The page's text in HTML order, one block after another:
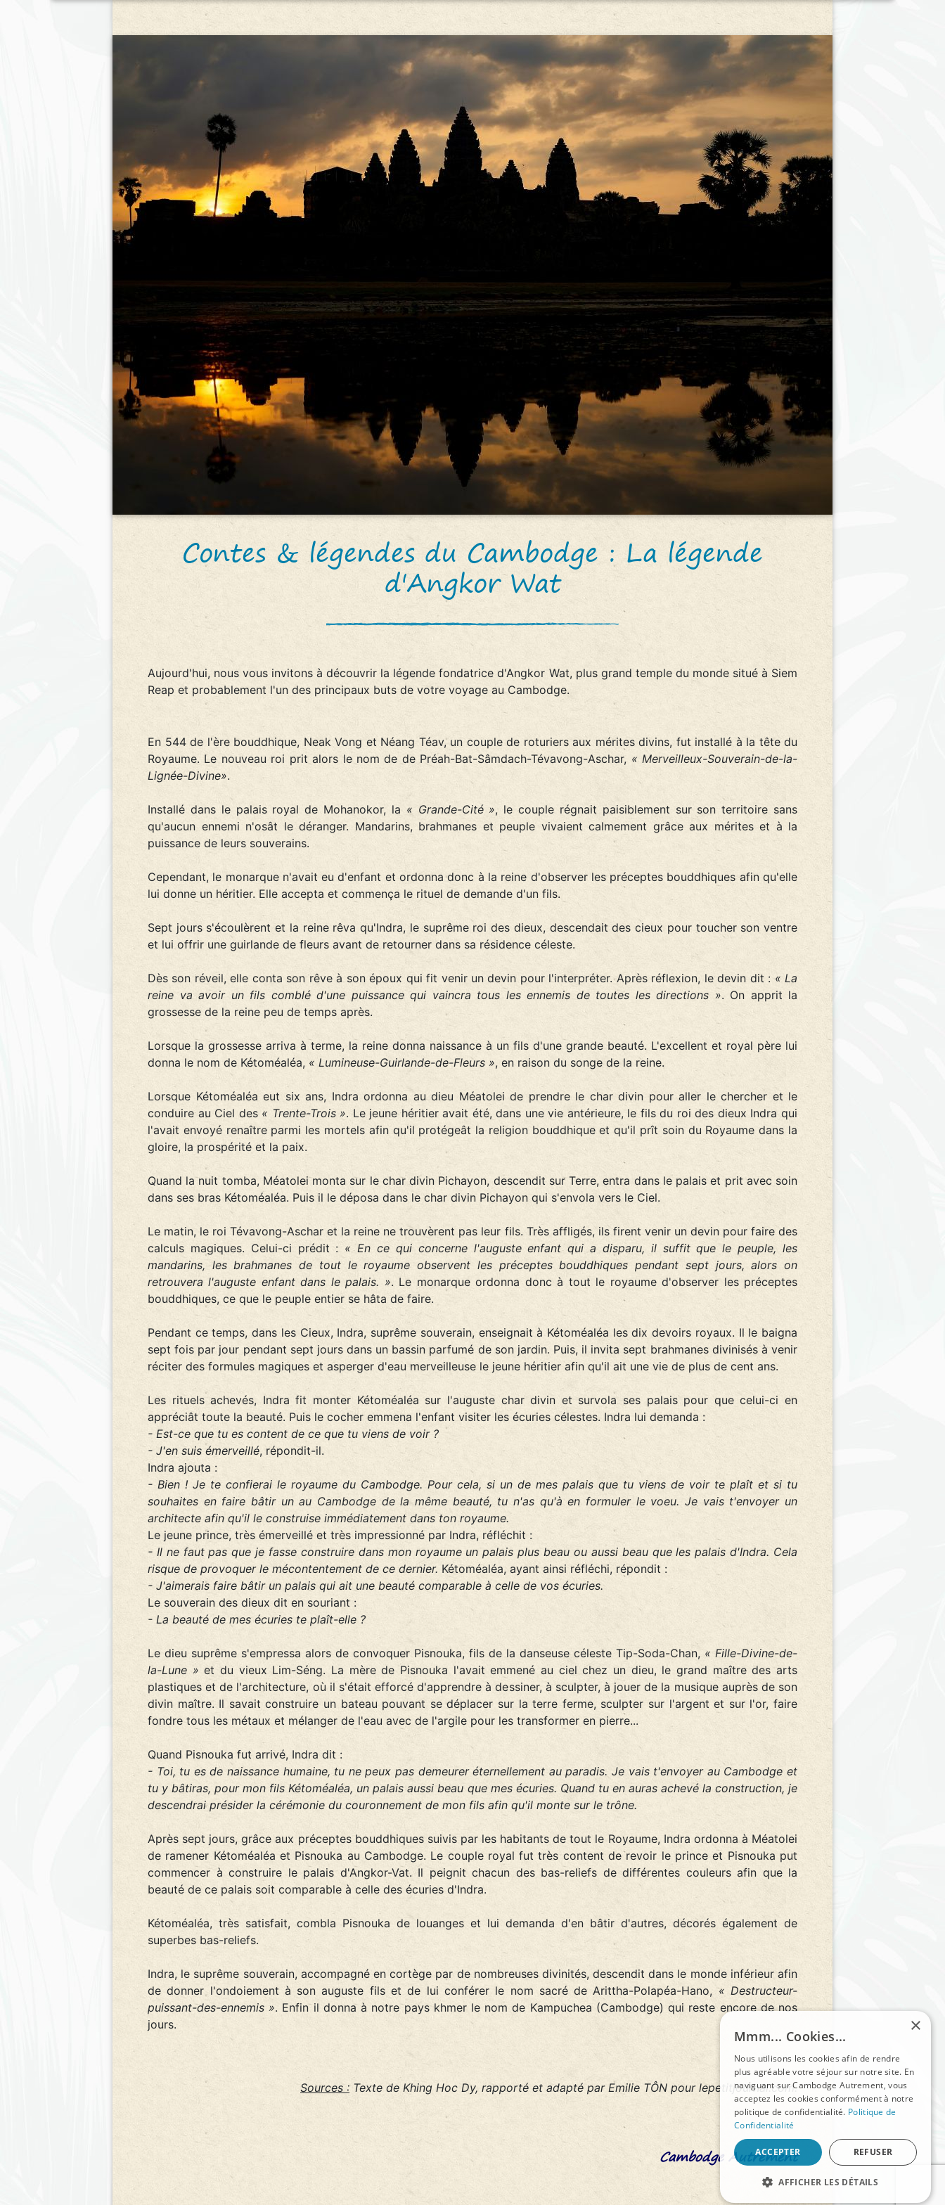
Contes & légendes du Cambodge : La légende
d'Angkor Wat
Aujourd'hui, nous vous invitons à découvrir la légende fondatrice d'Angkor Wat, plus grand temple du monde situé à Siem
Reap et probablement l'un des principaux buts de votre voyage au Cambodge.
En 544 de l'ère bouddhique, Neak Vong et Néang Téav, un couple de roturiers aux mérites divins, fut installé à la tête du
Royaume. Le nouveau roi prit alors le nom de de Préah-Bat-Sâmdach-Tévavong-Aschar, « Merveilleux-Souverain-de-la-
Lignée-Divine».
Installé dans le palais royal de Mohanokor, la « Grande-Cité », le couple régnait paisiblement sur son territoire sans
qu'aucun ennemi n'osât le déranger. Mandarins, brahmanes et peuple vivaient calmement grâce aux mérites et à la
puissance de leurs souverains.
Cependant, le monarque n'avait eu d'enfant et ordonna donc à la reine d'observer les préceptes bouddhiques afin qu'elle
lui donne un héritier. Elle accepta et commença le rituel de demande d'un fils.
Sept jours s'écoulèrent et la reine rêva qu'Indra, le suprême roi des dieux, descendait des cieux pour toucher son ventre
et lui offrir une guirlande de fleurs avant de retourner dans sa résidence céleste.
Dès son réveil, elle conta son rêve à son époux qui fit venir un devin pour l'interpréter. Après réflexion, le devin dit : « La
reine va avoir un fils comblé d'une puissance qui vaincra tous les ennemis de toutes les directions ». On apprit la
grossesse de la reine peu de temps après.
Lorsque la grossesse arriva à terme, la reine donna naissance à un fils d'une grande beauté. L'excellent et royal père lui
donna le nom de Kétoméaléa, « Lumineuse-Guirlande-de-Fleurs », en raison du songe de la reine.
Lorsque Kétoméaléa eut six ans, Indra ordonna au dieu Méatolei de prendre le char divin pour aller le chercher et le
conduire au Ciel des « Trente-Trois ». Le jeune héritier avait été, dans une vie antérieure, le fils du roi des dieux Indra qui
l'avait envoyé renaître parmi les mortels afin qu'il protégeât la religion bouddhique et qu'il prît soin du Royaume dans la
gloire, la prospérité et la paix.
Quand la nuit tomba, Méatolei monta sur le char divin Pichayon, descendit sur Terre, entra dans le palais et prit avec soin
dans ses bras Kétoméaléa. Puis il le déposa dans le char divin Pichayon qui s'envola vers le Ciel.
Le matin, le roi Tévavong-Aschar et la reine ne trouvèrent pas leur fils. Très affligés, ils firent venir un devin pour faire des
calculs magiques. Celui-ci prédit : « En ce qui concerne l'auguste enfant qui a disparu, il suffit que le peuple, les
mandarins, les brahmanes de tout le royaume observent les préceptes bouddhiques pendant sept jours, alors on
retrouvera l'auguste enfant dans le palais. ». Le monarque ordonna donc à tout le royaume d'observer les préceptes
bouddhiques, ce que le peuple entier se hâta de faire.
Pendant ce temps, dans les Cieux, Indra, suprême souverain, enseignait à Kétoméaléa les dix devoirs royaux. Il le baigna
sept fois par jour pendant sept jours dans un bassin parfumé de son jardin. Puis, il invita sept brahmanes divinisés à venir
réciter des formules magiques et asperger d'eau merveilleuse le jeune héritier afin qu'il ait une vie de plus de cent ans.
Les rituels achevés, Indra fit monter Kétoméaléa sur l'auguste char divin et survola ses palais pour que celui-ci en
appréciât toute la beauté. Puis le cocher emmena l'enfant visiter les écuries célestes. Indra lui demanda :
- Est-ce que tu es content de ce que tu viens de voir ?
- J'en suis émerveillé, répondit-il.
Indra ajouta :
- Bien ! Je te confierai le royaume du Cambodge. Pour cela, si un de mes palais que tu viens de voir te plaît et si tu
souhaites en faire bâtir un au Cambodge de la même beauté, tu n'as qu'à en formuler le voeu. Je vais t'envoyer un
architecte afin qu'il le construise immédiatement dans ton royaume.
Le jeune prince, très émerveillé et très impressionné par Indra, réfléchit :
- Il ne faut pas que je fasse construire dans mon royaume un palais plus beau ou aussi beau que les palais d'Indra. Cela
risque de provoquer le mécontentement de ce dernier. Kétoméaléa, ayant ainsi réfléchi, répondit :
- J'aimerais faire bâtir un palais qui ait une beauté comparable à celle de vos écuries.
Le souverain des dieux dit en souriant :
- La beauté de mes écuries te plaît-elle ?
Le dieu suprême s'empressa alors de convoquer Pisnouka, fils de la danseuse céleste Tip-Soda-Chan, « Fille-Divine-de-
la-Lune » et du vieux Lim-Séng. La mère de Pisnouka l'avait emmené au ciel chez un dieu, le grand maître des arts
plastiques et de l'architecture, où il s'était efforcé d'apprendre à dessiner, à sculpter, à jouer de la musique auprès de son
divin maître. Il savait construire un bateau pouvant se déplacer sur la terre ferme, sculpter sur l'argent et sur l'or, faire
fondre tous les métaux et mélanger de l'eau avec de l'argile pour les transformer en pierre...
Quand Pisnouka fut arrivé, Indra dit :
- Toi, tu es de naissance humaine, tu ne peux pas demeurer éternellement au paradis. Je vais t'envoyer au Cambodge et
tu y bâtiras, pour mon fils Kétoméaléa, un palais aussi beau que mes écuries. Quand tu en auras achevé la construction, je
descendrai présider la cérémonie du couronnement de mon fils afin qu'il monte sur le trône.
Après sept jours, grâce aux préceptes bouddhiques suivis par les habitants de tout le Royaume, Indra ordonna à Méatolei
de ramener Kétoméaléa et Pisnouka au Cambodge. Le couple royal fut très content de revoir le prince et Pisnouka put
commencer à construire le palais d'Angkor-Vat. Il peignit chacun des bas-reliefs de différentes couleurs afin que la
beauté de ce palais soit comparable à celle des écuries d'Indra.
Kétoméaléa, très satisfait, combla Pisnouka de louanges et lui demanda d'en bâtir d'autres, décorés également de
superbes bas-reliefs.
Indra, le suprême souverain, accompagné en cortège par de nombreuses divinités, descendit dans le monde inférieur afin
de donner l'ondoiement à son auguste fils et de lui conférer le nom sacré de Arittha-Polapéa-Hano,« Destructeur-
puissant-des-ennemis ». Enfin il donna à notre pays khmer le nom de Kampuchea (Cambodge) qui reste encore de nos
jours.
Sources : Texte de Khing Hoc Dy, rapporté et adapté par Emilie TÔN pour lepetitjournal.com.
Cambodge Autrement
×
Mmm... Cookies...
Nous utilisons les cookies afin de rendre
plus agréable votre séjour sur notre site. En
naviguant sur Cambodge Autrement, vous
acceptez les cookies conformément à notre
politique de confidentialité. Politique de
Confidentialité
ACCEPTER REFUSER
AFFICHER LES DÉTAILS